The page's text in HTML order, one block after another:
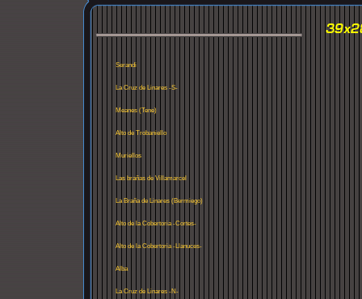
Serandi
La Cruz de Linares -S-
Meanes (Tene)
Alto de Trobaniello
Muriellos
Las brañas de Villamarcel
La Braña de Linares (Bermiego)
Alto de la Cobertoria -Cortes-
Alto de la Cobertoria -Llanuces-
Alba
La Cruz de Linares -N-